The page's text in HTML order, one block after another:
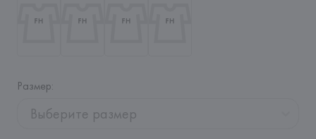
Размер:
Выберите размер